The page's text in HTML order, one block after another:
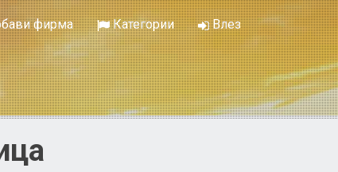
фирма Категории Влез